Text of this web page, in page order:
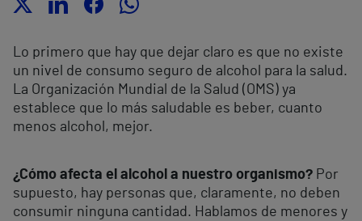
Lo primero que hay que dejar claro es que no existe
un nivel de consumo seguro de alcohol para la salud.
La Organización Mundial de la Salud (OMS) ya
establece que lo más saludable es beber, cuanto
menos alcohol, mejor.
¿Cómo afecta el alcohol a nuestro organismo? Por
supuesto, hay personas que, claramente, no deben
consumir ninguna cantidad. Hablamos de menores y